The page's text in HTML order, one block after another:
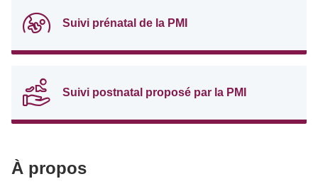
Suivi prénatal de la PMI
Suivi postnatal proposé par la PMI
À propos